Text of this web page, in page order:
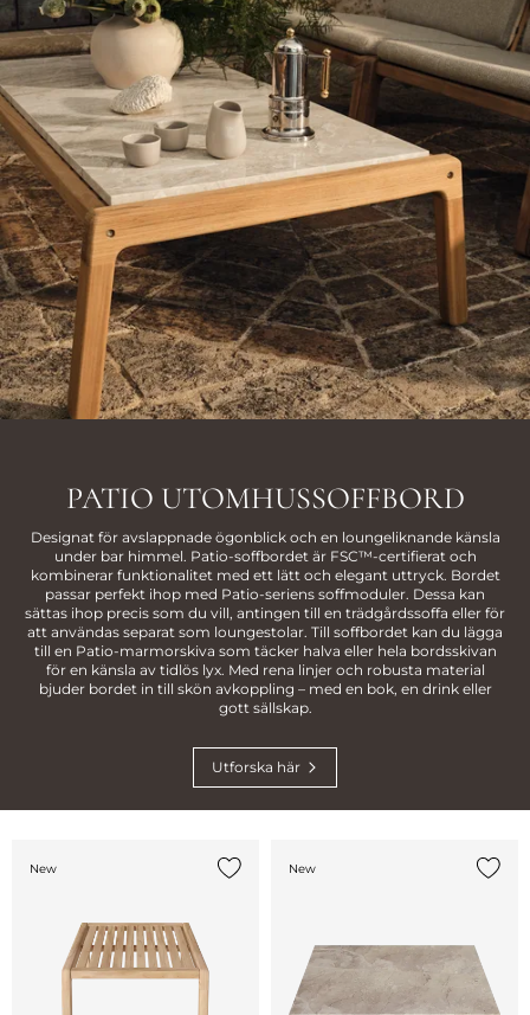
PATIO UTOMHUSSOFFBORD
Designat för avslappnade ögonblick och en loungeliknande känsla
under bar himmel. Patio-soffbordet är FSC™-certifierat och
kombinerar funktionalitet med ett lätt och elegant uttryck. Bordet
passar perfekt ihop med Patio-seriens soffmoduler. Dessa kan
sättas ihop precis som du vill, antingen till en trädgårdssoffa eller för
att användas separat som loungestolar. Till soffbordet kan du lägga
till en Patio-marmorskiva som täcker halva eller hela bordsskivan
för en känsla av tidlös lyx. Med rena linjer och robusta material
bjuder bordet in till skön avkoppling – med en bok, en drink eller
gott sällskap.
Utforska här
New New